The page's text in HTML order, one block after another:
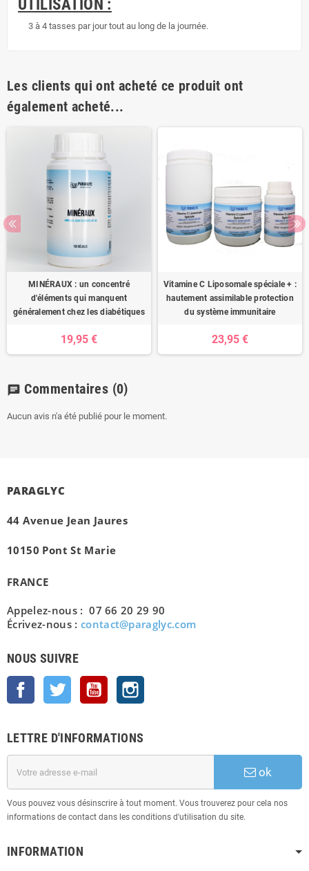
UTILISATION :
3 à 4 tasses par jour tout au long de la journée.
Les clients qui ont acheté ce produit ont
également acheté...
MINÉRAUX : un concentré
d'éléments qui manquent
généralement chez les diabétiques
19,95 €
Vitamine C Liposomale spéciale + :
hautement assimilable protection
du système immunitaire
23,95 €
chat Commentaires (0)
Aucun avis n'a été publié pour le moment.
PARAGLYC
44 Avenue Jean Jaures
10150 Pont St Marie
FRANCE
Appelez-nous : 07 66 20 29 90
Écrivez-nous : contact@paraglyc.com
NOUS SUIVRE
Facebook Twitter YouTube
LETTRE D'INFORMATIONS
ok
Vous pouvez vous désinscrire à tout moment. Vous trouverez pour cela nos
informations de contact dans les conditions d'utilisation du site.
INFORMATION